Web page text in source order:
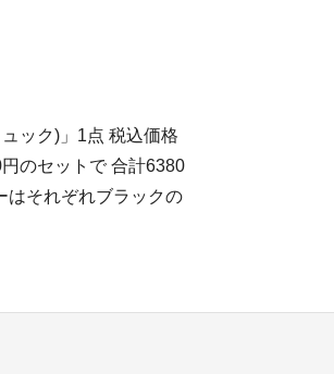
ック)」1点 税込価格
のセットで 合計6380
はそれぞれブラックの